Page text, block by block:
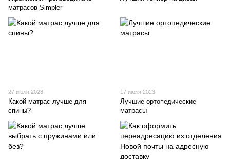
матрасов Simpler
27 июля 2023
Какой матрас лучше для
спины?
17 июля 2023
Лучшие ортопедические
матрасы